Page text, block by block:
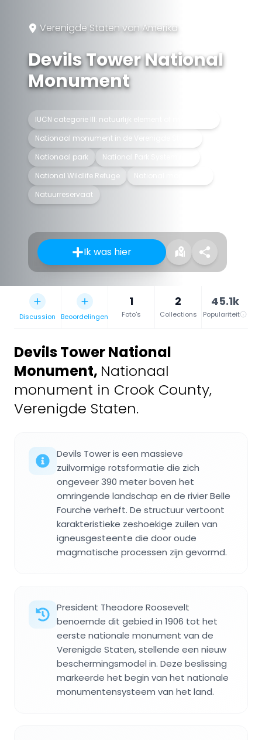
Verenigde Staten van Amerika
Devils Tower National
Monument
IUCN categorie III: natuurlijk element of monument
Nationaal monument in de Verenigde Staten
Nationaal park
National Park System unit
National Wildlife Refuge
Natuurreservaat
Ik was hier
Discussion Beoordelingen
1
Foto's
2
Collections
45.1k
Populariteit
Devils Tower National
Monument, Nationaal
monument in Crook County,
Verenigde Staten.
Devils Tower is een massieve
zuilvormige rotsformatie die zich
ongeveer 390 meter boven het
omringende landschap en de rivier Belle
Fourche verheft. De structuur vertoont
karakteristieke zeshoekige zuilen van
igneusgesteente die door oude
magmatische processen zijn gevormd.
President Theodore Roosevelt
benoemde dit gebied in 1906 tot het
eerste nationale monument van de
Verenigde Staten, stellende een nieuw
beschermingsmodel in. Deze beslissing
markeerde het begin van het nationale
monumentensysteem van het land.